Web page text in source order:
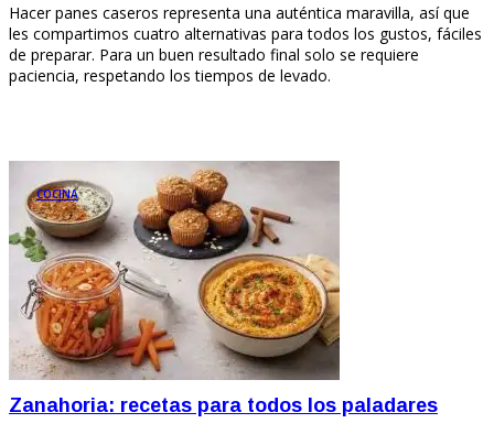
Hacer panes caseros representa una auténtica maravilla, así que
les compartimos cuatro alternativas para todos los gustos, fáciles
de preparar. Para un buen resultado final solo se requiere
paciencia, respetando los tiempos de levado.
COCINA
Zanahoria: recetas para todos los paladares